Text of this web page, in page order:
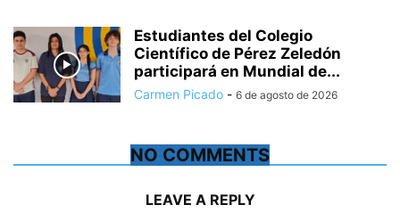
Estudiantes del Colegio
Científico de Pérez Zeledón
participará en Mundial de...
Carmen Picado - 6 de agosto de 2026
NO COMMENTS
LEAVE A REPLY